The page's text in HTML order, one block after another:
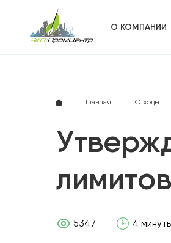
О КОМПАНИИ
ВОДНЫЕ
Главная Отходы
5347 4